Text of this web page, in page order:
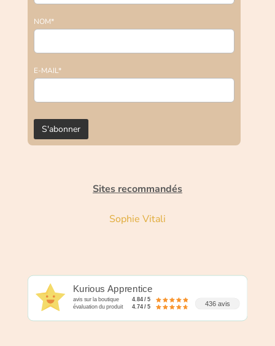
NOM*
E-MAIL*
Sites recommandés
Sophie Vitali
Kurious Apprentice
avis sur la boutique
4.84 / 5
évaluation du produit
4.74 / 5 436 avis